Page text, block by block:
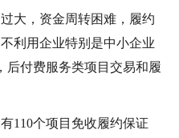
，资金周转困难，履约
利用企业特别是中小企业
后付费服务类项目交易和履
个项目免收履约保证